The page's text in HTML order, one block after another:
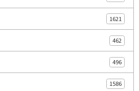
1621
462
496
1586